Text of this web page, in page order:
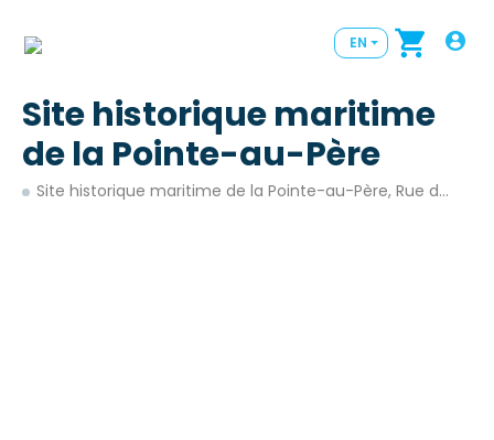
EN
Site historique maritime
de la Pointe-au-Père
Site historique maritime de la Pointe-au-Père, Rue du Phare, Rimouski, Quebec, Canadá